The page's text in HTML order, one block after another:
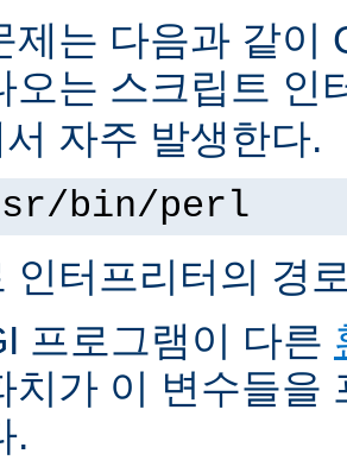
제는 다음과 같이
오는 스크립트 인
자주 발생한다.
bin/perl
인터프리터의 경
프로그램이 다른
치가 이 변수들을
.